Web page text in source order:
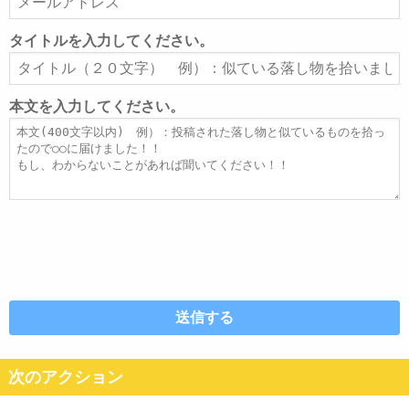
ー
ル
ア
ド
レ
ス
タイトルを入力してください。
タ
イ
ト
ル
本文を入力してください。
本
文
次のアクション